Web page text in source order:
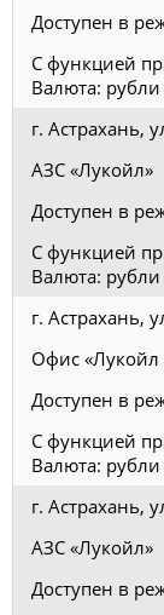
Доступен в
С функцией
Валюта: рубли
г. Астрахань,
АЗС «Лукойл»
Доступен в
С функцией
Валюта: рубли
г. Астрахань,
Офис «Лукойл
Доступен в
С функцией
Валюта: рубли
г. Астрахань,
АЗС «Лукойл»
Доступен в